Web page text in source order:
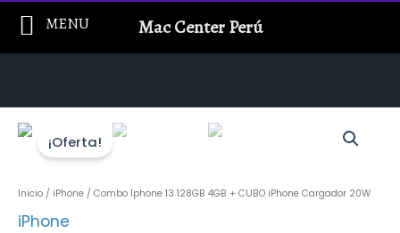
contenido
¡Oferta!
Inicio / iPhone / Combo Iphone 13 128GB 4GB + CUBO iPhone Cargador 20W
iPhone
MENU Mac Center Perú